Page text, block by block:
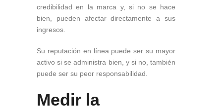
credibilidad en la marca y, si no se hace
bien, pueden afectar directamente a sus
ingresos.
Su reputación en línea puede ser su mayor
activo si se administra bien, y si no, también
puede ser su peor responsabilidad.
Medir la